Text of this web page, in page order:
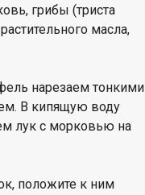
грибы (триста
масла,
нарезаем тонкими
В кипящую воду
лук с морковью на
положите к ним